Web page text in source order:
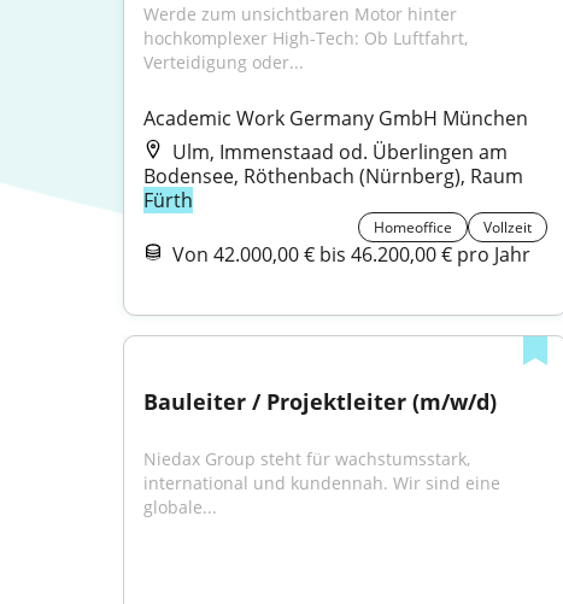
Werde zum unsichtbaren Motor hinter
hochkomplexer High-Tech: Ob Luftfahrt,
Verteidigung oder...
Academic Work Germany GmbH München
Ulm, Immenstaad od. Überlingen am
Bodensee, Röthenbach (Nürnberg), Raum
Fürth
Homeoffice Vollzeit
Von 42.000,00 € bis 46.200,00 € pro Jahr
Bauleiter / Projektleiter (m/w/d)
Niedax Group steht für wachstumsstark,
international und kundennah. Wir sind eine
globale...